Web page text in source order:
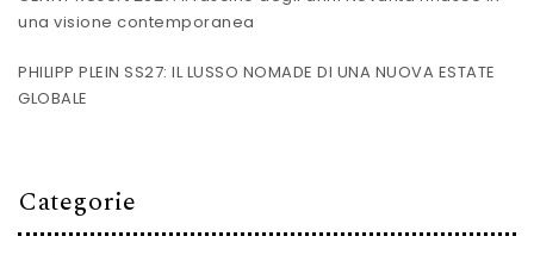
una visione contemporanea
PHILIPP PLEIN SS27: IL LUSSO NOMADE DI UNA NUOVA ESTATE
GLOBALE
Categorie